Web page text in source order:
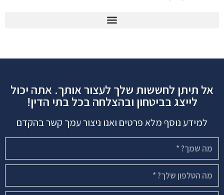
אל תיתן לחששות שלך לעצור אותך. אתה יכול
לייצג בביטחון ובהצלחה בכל בתי הדין!
למידע נוסף מלא פרטים ואנו ניצור עמך קשר בהקדם